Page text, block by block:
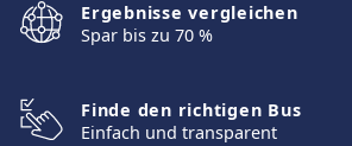
Ergebnisse vergleichen
Spar bis zu 70 %
Finde den richtigen Bus
Einfach und transparent